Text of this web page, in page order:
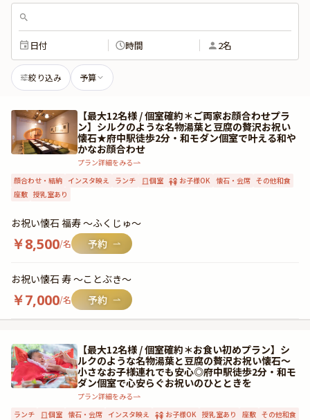
日付 時間 2名
絞り込み 予算
【最大12名様 / 個室確約＊ご両家お顔合わせプラ
ン】シルクのような名物湯葉と豆腐の贅沢お祝い
懐石★府中駅徒歩2分・和モダン個室で叶える和や
かなお顔合わせ
プラン詳細をみる
顔合わせ・結納 インスタ映え ランチ 個室 お子様OK 懐石・会席 その他和食
座敷 授乳室あり
お祝い懐石 福寿 〜ふくじゅ〜
￥8,500/名
お祝い懐石 寿 〜ことぶき〜
￥7,000/名
【最大12名様 / 個室確約＊お食い初めプラン】シ
ルクのような名物湯葉と豆腐の贅沢お祝い懐石〜
小さなお子様連れでも安心◎府中駅徒歩2分・和モ
ダン個室で心安らぐお祝いのひとときを
プラン詳細をみる
ランチ
個室 懐石・会席 インスタ映え お子様OK 授乳室あり 座敷 その他和食